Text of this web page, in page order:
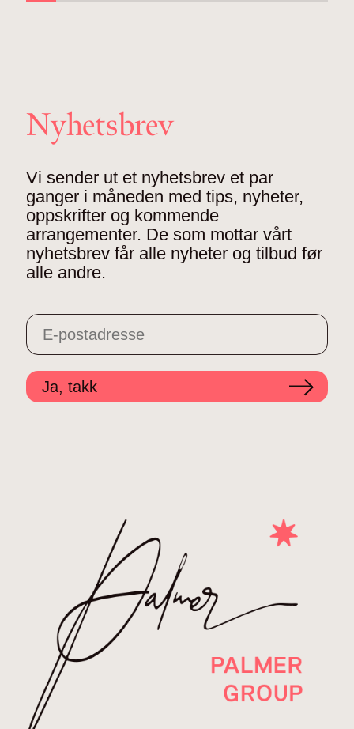
Nyhetsbrev
Vi sender ut et nyhetsbrev et par
ganger i måneden med tips, nyheter,
oppskrifter og kommende
arrangementer. De som mottar vårt
nyhetsbrev får alle nyheter og tilbud før
alle andre.
Ja, takk